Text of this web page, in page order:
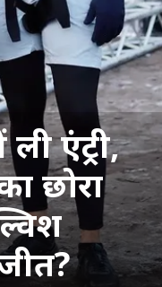
एंट्री,
छोरा